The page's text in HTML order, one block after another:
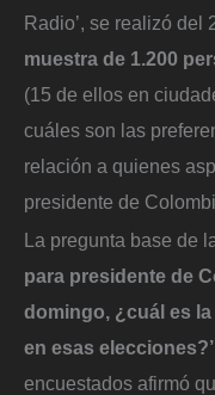
Radio’, se realizó del
muestra de 1.200
(15 de ellos en
cuáles son las
relación a quienes
presidente de
La pregunta base de
para presidente de
domingo, ¿cuál es
en esas elecciones?’
encuestados afirmó